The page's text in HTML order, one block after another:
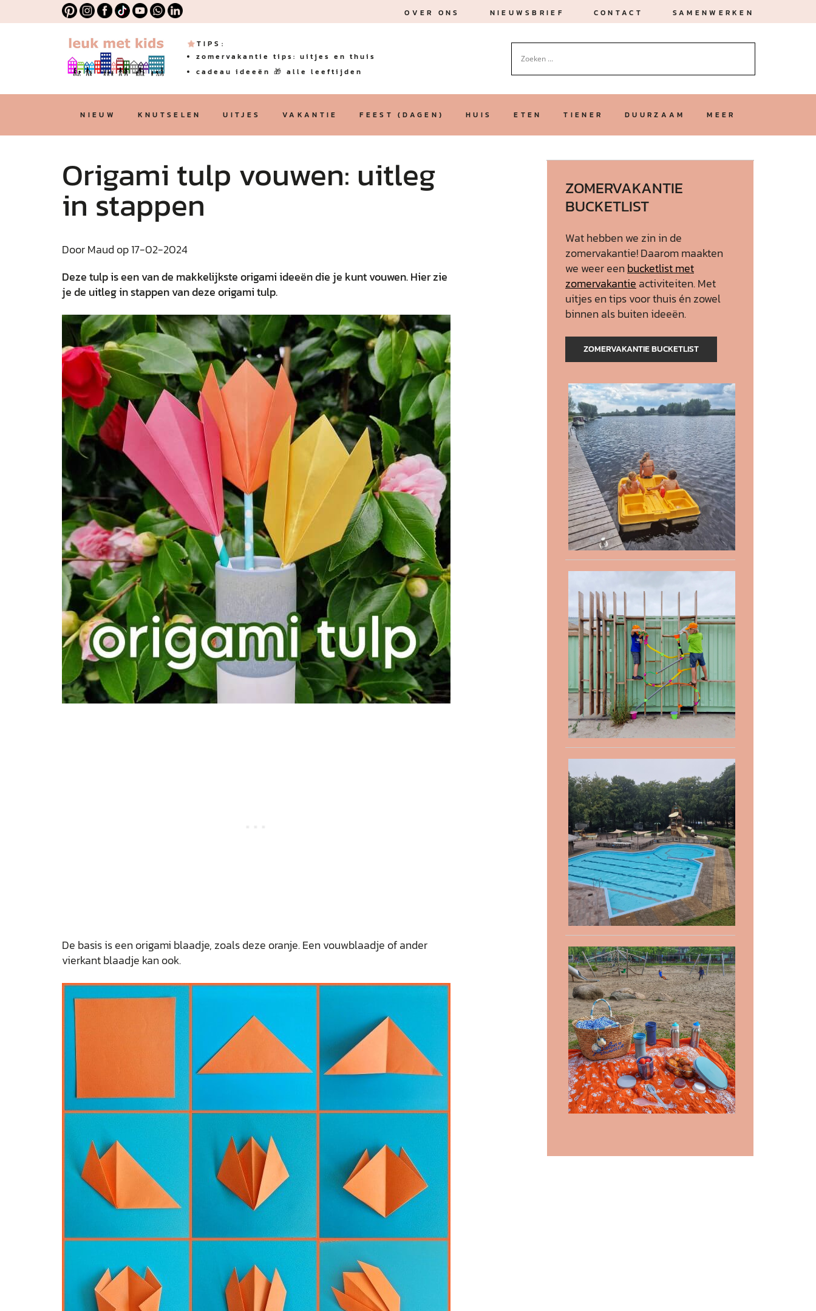
OVER ONS NIEUWSBRIEF CONTACT SAMENWERKEN
TIPS:
zomervakantie tips: uitjes en thuis
cadeau ideeën 🎁 alle leeftijden
NIEUW KNUTSELEN UITJES VAKANTIE FEEST (DAGEN) HUIS ETEN TIENER DUURZAAM MEER
Origami tulp vouwen: uitleg
in stappen
Door Maud op 17-02-2024
Deze tulp is een van de makkelijkste origami ideeën die je kunt vouwen. Hier zie
je de uitleg in stappen van deze origami tulp.
De basis is een origami blaadje, zoals deze oranje. Een vouwblaadje of ander
vierkant blaadje kan ook.
ZOMERVAKANTIE
BUCKETLIST
Wat hebben we zin in de
zomervakantie! Daarom maakten
we weer een bucketlist met
zomervakantie activiteiten. Met
uitjes en tips voor thuis én zowel
binnen als buiten ideeën.
ZOMERVAKANTIE BUCKETLIST